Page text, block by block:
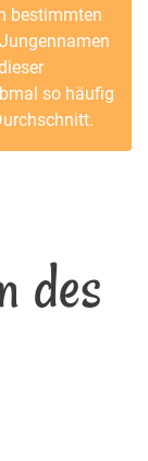
bestimmten
so häufig
des